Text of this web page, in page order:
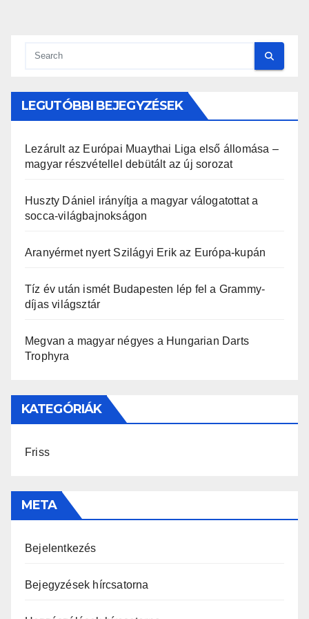
LEGUTÓBBI BEJEGYZÉSEK
Lezárult az Európai Muaythai Liga első állomása –
magyar részvétellel debütált az új sorozat
Huszty Dániel irányítja a magyar válogatottat a
socca-világbajnokságon
Aranyérmet nyert Szilágyi Erik az Európa-kupán
Tíz év után ismét Budapesten lép fel a Grammy-
díjas világsztár
Megvan a magyar négyes a Hungarian Darts
Trophyra
KATEGÓRIÁK
Friss
META
Bejelentkezés
Bejegyzések hírcsatorna